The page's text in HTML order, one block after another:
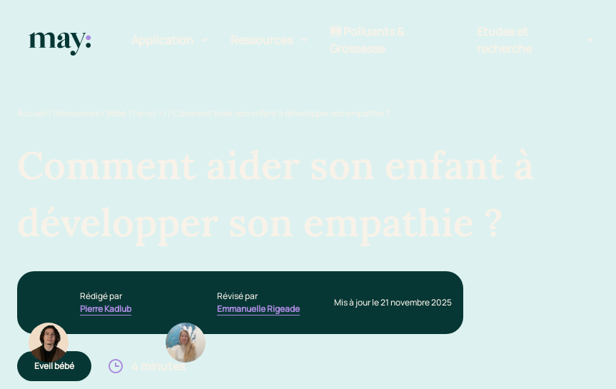
Application
Mission
Ressources
Guide des prénoms
Newsletters
🆕 Polluants &
Grossesse
Etudes et
recherche
Sommeil de l'enfant
IA et parentalité
Accueil / Ressources / Bébé (1 an et +) / Comment aider son enfant à développer son empathie ?
Comment aider son enfant à
développer son empathie ?
Rédigé par
Pierre Kadlub
Révisé par
Emmanuelle Rigeade
Mis à jour le 21 novembre 2025
Eveil bébé 4 minutes